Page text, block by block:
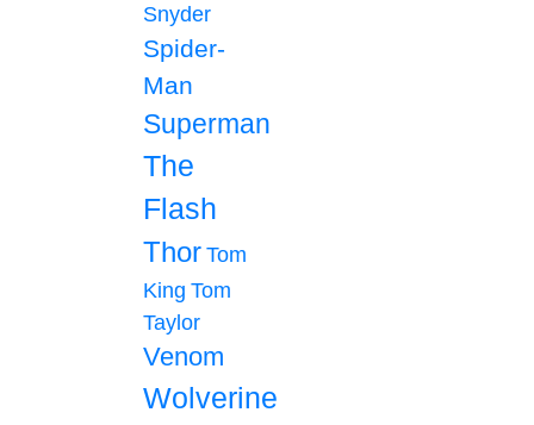
Snyder
Spider-
Man
Superman
The
Flash
Thor Tom
King Tom
Taylor
Venom
Wolverine